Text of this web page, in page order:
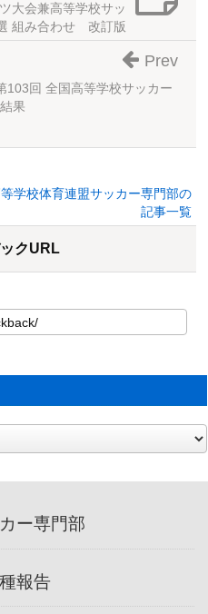
大会兼高等学校サッ
組み合わせ 改訂版
103回 全国高等学校サッカー
果
Prev
学校体育連盟サッカー専門部の
記事一覧
クURL
ー専門部
報告